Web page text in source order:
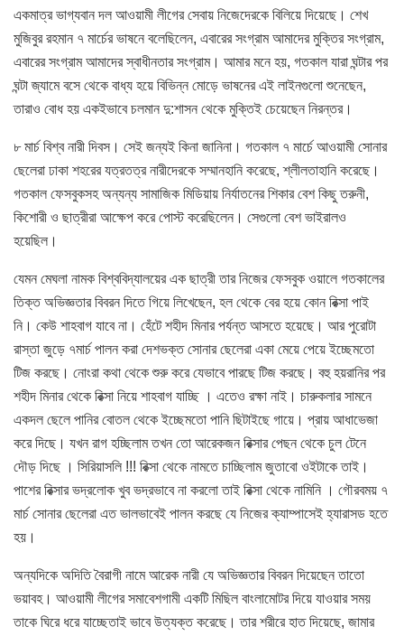
একমাত্র ভাগ্যবান দল আওয়ামী লীগের সেবায় নিজেদেরকে বিলিয়ে দিয়েছে। শেখ
মুজিবুর রহমান ৭ মার্চের ভাষনে বলেছিলেন, এবারের সংগ্রাম আমাদের মুক্তির সংগ্রাম,
এবারের সংগ্রাম আমাদের স্বাধীনতার সংগ্রাম। আমার মনে হয়, গতকাল যারা ঘন্টার পর
ঘন্টা জ্যামে বসে থেকে বাধ্য হয়ে বিভিন্ন মোড়ে ভাষনের এই লাইনগুলো শুনেছেন,
তারাও বোধ হয় একইভাবে চলমান দু:শাসন থেকে মুক্তিই চেয়েছেন নিরন্তর।
৮ মার্চ বিশ্ব নারী দিবস। সেই জন্যই কিনা জানিনা। গতকাল ৭ মার্চে আওয়ামী সোনার
ছেলেরা ঢাকা শহরের যত্রতত্র নারীদেরকে সম্মানহানি করেছে, শ্লীলতাহানি করেছে।
গতকাল ফেসবুকসহ অন্যন্য সামাজিক মিডিয়ায় নির্যাতনের শিকার বেশ কিছু তরুনী,
কিশোরী ও ছাত্রীরা আক্ষেপ করে পোস্ট করেছিলেন। সেগুলো বেশ ভাইরালও
হয়েছিল।
যেমন মেঘলা নামক বিশ্ববিদ্যালয়ের এক ছাত্রী তার নিজের ফেসবুক ওয়ালে গতকালের
তিক্ত অভিজ্ঞতার বিবরন দিতে গিয়ে লিখেছেন, হল থেকে বের হয়ে কোন রিক্সা পাই
নি। কেউ শাহবাগ যাবে না। হেঁটে শহীদ মিনার পর্যন্ত আসতে হয়েছে। আর পুরোটা
রাস্তা জুড়ে ৭মার্চ পালন করা দেশভক্ত সোনার ছেলেরা একা মেয়ে পেয়ে ইচ্ছেমতো
টিজ করছে। নোংরা কথা থেকে শুরু করে যেভাবে পারছে টিজ করছে। বহু হয়রানির পর
শহীদ মিনার থেকে রিক্সা নিয়ে শাহবাগ যাচ্ছি । এতেও রক্ষা নাই। চারুকলার সামনে
একদল ছেলে পানির বোতল থেকে ইচ্ছেমতো পানি ছিটাইছে গায়ে। প্রায় আধাভেজা
করে দিছে। যখন রাগ হচ্ছিলাম তখন তো আরেকজন রিক্সার পেছন থেকে চুল টেনে
দৌড় দিছে । সিরিয়াসলি !!! রিক্সা থেকে নামতে চাচ্ছিলাম জুতাবো ওইটাকে তাই।
পাশের রিক্সার ভদ্রলোক খুব ভদ্রভাবে না করলো তাই রিক্সা থেকে নামিনি । গৌরবময় ৭
মার্চ সোনার ছেলেরা এত ভালভাবেই পালন করছে যে নিজের ক্যাম্পাসেই হ্যারাসড হতে
হয়।
অন্যদিকে অদিতি বৈরাগী নামে আরেক নারী যে অভিজ্ঞতার বিবরন দিয়েছেন তাতো
ভয়াবহ। আওয়ামী লীগের সমাবেশগামী একটি মিছিল বাংলামোটর দিয়ে যাওয়ার সময়
তাকে ঘিরে ধরে যাচ্ছেতাই ভাবে উত্যক্ত করেছে। তার শরীরে হাত দিয়েছে, জামার